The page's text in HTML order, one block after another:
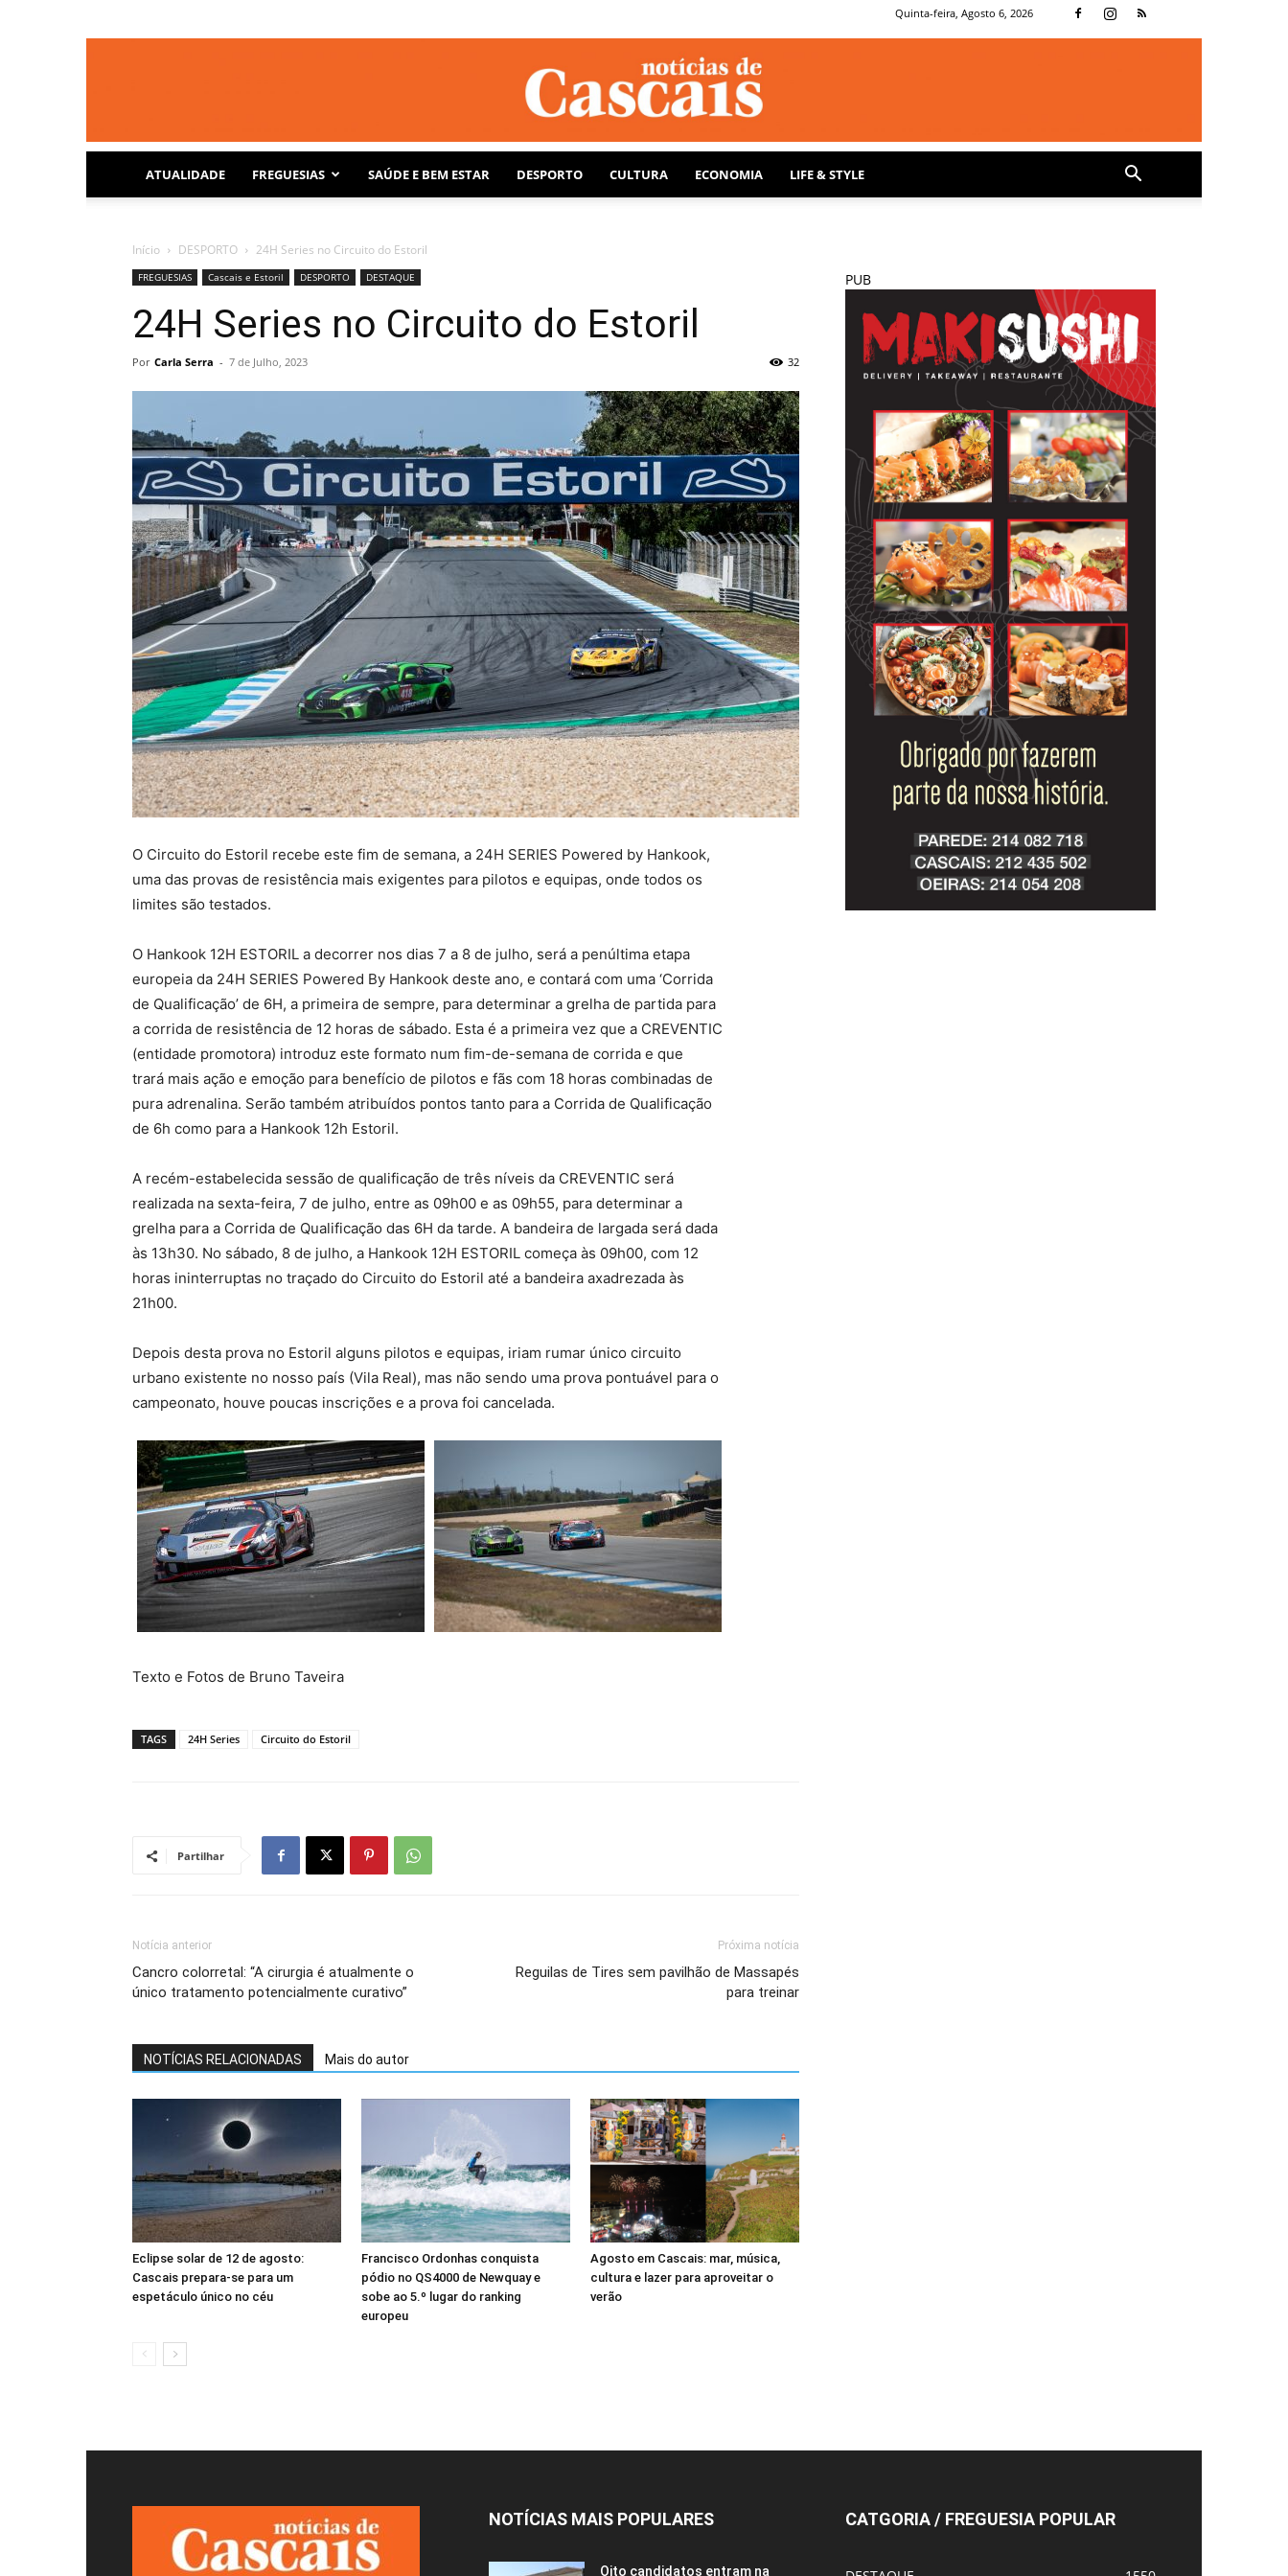
Quinta-feira, Agosto 6, 2026
Notícias
de
Cascais
ATUALIDADE FREGUESIAS SAÚDE E BEM ESTAR DESPORTO CULTURA ECONOMIA LIFE & STYLE
Início DESPORTO 24H Series no Circuito do Estoril
FREGUESIAS Cascais e Estoril DESPORTO DESTAQUE
24H Series no Circuito do Estoril
Por Carla Serra - 7 de Julho, 2023 32
O Circuito do Estoril recebe este fim de semana, a 24H SERIES Powered by Hankook,
uma das provas de resistência mais exigentes para pilotos e equipas, onde todos os
limites são testados.
O Hankook 12H ESTORIL a decorrer nos dias 7 a 8 de julho, será a penúltima etapa
europeia da 24H SERIES Powered By Hankook deste ano, e contará com uma ‘Corrida
de Qualificação’ de 6H, a primeira de sempre, para determinar a grelha de partida para
a corrida de resistência de 12 horas de sábado. Esta é a primeira vez que a CREVENTIC
(entidade promotora) introduz este formato num fim-de-semana de corrida e que
trará mais ação e emoção para benefício de pilotos e fãs com 18 horas combinadas de
pura adrenalina. Serão também atribuídos pontos tanto para a Corrida de Qualificação
de 6h como para a Hankook 12h Estoril.
A recém-estabelecida sessão de qualificação de três níveis da CREVENTIC será
realizada na sexta-feira, 7 de julho, entre as 09h00 e as 09h55, para determinar a
grelha para a Corrida de Qualificação das 6H da tarde. A bandeira de largada será dada
às 13h30. No sábado, 8 de julho, a Hankook 12H ESTORIL começa às 09h00, com 12
horas ininterruptas no traçado do Circuito do Estoril até a bandeira axadrezada às
21h00.
Depois desta prova no Estoril alguns pilotos e equipas, iriam rumar único circuito
urbano existente no nosso país (Vila Real), mas não sendo uma prova pontuável para o
campeonato, houve poucas inscrições e a prova foi cancelada.
Texto e Fotos de Bruno Taveira
TAGS 24H Series Circuito do Estoril
Partilhar
Notícia anterior
Cancro colorretal: “A cirurgia é atualmente o
único tratamento potencialmente curativo”
Próxima notícia
Reguilas de Tires sem pavilhão de Massapés
para treinar
NOTÍCIAS RELACIONADAS Mais do autor
Eclipse solar de 12 de agosto:
Cascais prepara-se para um
espetáculo único no céu
Francisco Ordonhas conquista
pódio no QS4000 de Newquay e
sobe ao 5.º lugar do ranking
europeu
Agosto em Cascais: mar, música,
cultura e lazer para aproveitar o
verão
PUB
NOTÍCIAS MAIS POPULARES
Oito candidatos entram na
CATGORIA / FREGUESIA POPULAR